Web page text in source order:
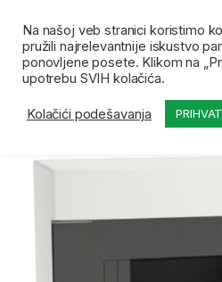
Početna Prodavnica
Na našoj veb stranici koristimo
pružili najrelevantnije iskustvo
ponovljene posete. Klikom na
upotrebu SVIH kolačića.
Kolačići podešavanja